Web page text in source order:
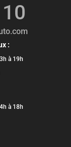
:
à 19h
à 18h